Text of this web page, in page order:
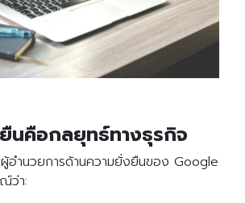
นคือกลยุทธ์ทางธุรกิจ
ผู้อำนวยการด้านความยั่งยืนของ Google
ว่า: